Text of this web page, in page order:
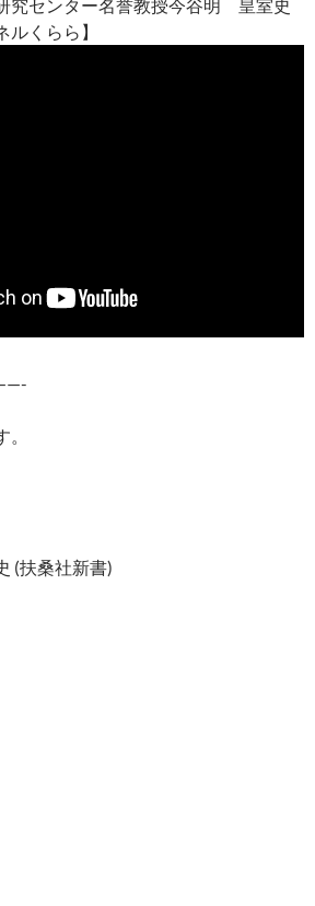
センター名誉教授今谷明 皇室史
くらら】
(扶桑社新書)